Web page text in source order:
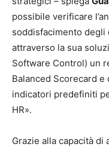
possibile verificare
soddisfacimento
attraverso la sua
Software Control) un
Balanced Scorecard
indicatori predefiniti
HR».
Grazie alla capacità di